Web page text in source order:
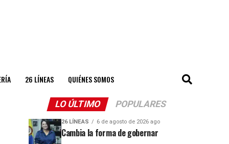
26 LÍNEAS QUIÉNES SOMOS
LO ÚLTIMO POPULARES
26 LÍNEAS 6 de agosto de 2026 ago
Cambia la forma de gobernar